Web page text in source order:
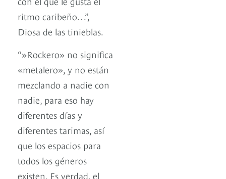
ritmo caribeño…”,
Diosa de las tinieblas.
“»Rockero» no significa
«metalero», y no están
mezclando a nadie con
nadie, para eso hay
diferentes días y
diferentes tarimas, así
que los espacios para
todos los géneros
existen. Es verdad, el